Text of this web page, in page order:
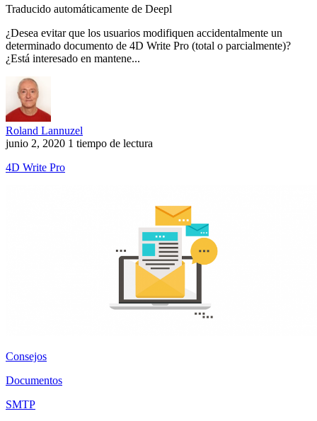
Traducido automáticamente de Deepl
¿Desea evitar que los usuarios modifiquen accidentalmente un
determinado documento de 4D Write Pro (total o parcialmente)?
¿Está interesado en mantene...
Roland Lannuzel
junio 2, 2020 1 tiempo de lectura
4D Write Pro
Consejos
Documentos
SMTP